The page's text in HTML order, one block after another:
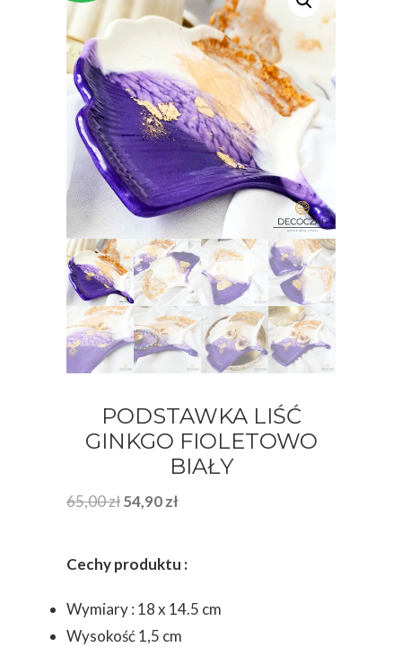
PODSTAWKA LIŚĆ
GINKGO FIOLETOWO
BIAŁY
65,00złPierwotna
wynosiła:
54,90złAktualna
Cechy produktu :
Wymiary : 18 x 14.5 cm
Wysokość 1,5 cm